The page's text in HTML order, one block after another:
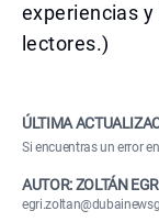
experiencias
lectores.)
ÚLTIMA
Si encuentras un error
AUTOR: ZOLTÁN